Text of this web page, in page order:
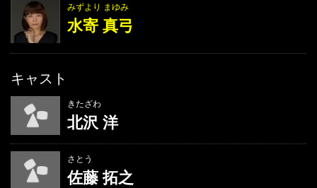
みずより まゆみ
水寄 真弓
キャスト
きたざわ
北沢 洋
さとう
佐藤 拓之